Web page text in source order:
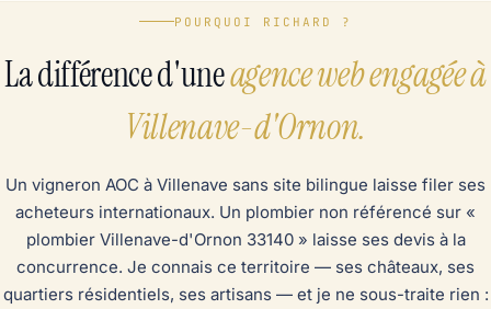
POURQUOI RICHARD ?
La différence d'uneagence web engagée à
Villenave-d'Ornon.
Un vigneron AOC à Villenave sans site bilingue laisse filer ses
acheteurs internationaux. Un plombier non référencé sur «
plombier Villenave-d'Ornon 33140 » laisse ses devis à la
concurrence. Je connais ce territoire — ses châteaux, ses
quartiers résidentiels, ses artisans — et je ne sous-traite rien :